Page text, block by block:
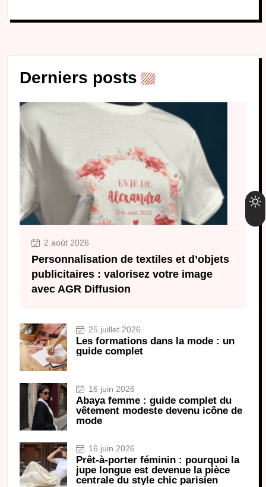
Derniers posts
2 août 2026
Personnalisation de textiles et d’objets
publicitaires : valorisez votre image
avec AGR Diffusion
25 juillet 2026
Les formations dans la mode : un
guide complet
16 juin 2026
Abaya femme : guide complet du
vêtement modeste devenu icône de
mode
16 juin 2026
Prêt-à-porter féminin : pourquoi la
jupe longue est devenue la pièce
centrale du style chic parisien